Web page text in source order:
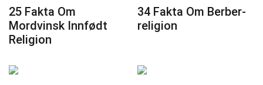
25 Fakta Om
Mordvinsk Innfødt
Religion
34 Fakta Om Berber-
religion